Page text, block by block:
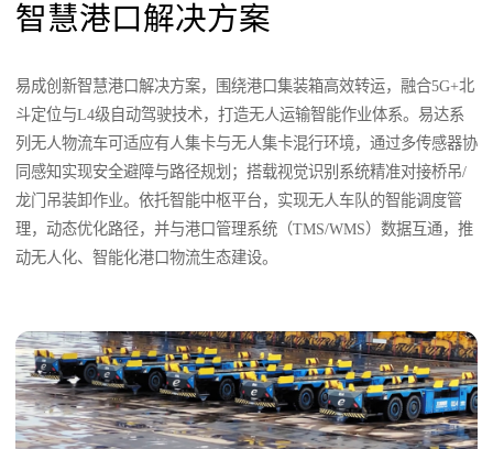
智慧港口解决方案
易成创新智慧港口解决方案，围绕港口集装箱高效转运，融合5G+北
斗定位与L4级自动驾驶技术，打造无人运输智能作业体系。易达系
列无人物流车可适应有人集卡与无人集卡混行环境，通过多传感器协
同感知实现安全避障与路径规划；搭载视觉识别系统精准对接桥吊/
龙门吊装卸作业。依托智能中枢平台，实现无人车队的智能调度管
理，动态优化路径，并与港口管理系统（TMS/WMS）数据互通，推
动无人化、智能化港口物流生态建设。